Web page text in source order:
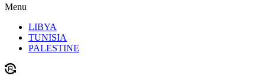
Menu
LIBYA
TUNISIA
PALESTINE